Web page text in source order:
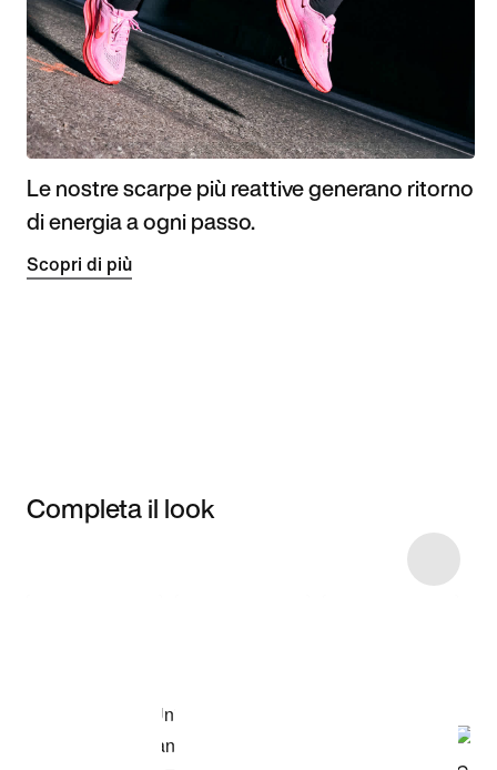
Le nostre scarpe più reattive generano ritorno
di energia a ogni passo.
Scopri di più
Completa il look